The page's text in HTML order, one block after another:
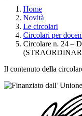
Home
Novità
Le circolari
Circolari per
Circolare n. 24 –
Il contenuto della